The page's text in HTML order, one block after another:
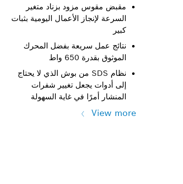
مقبض مقوس مزود بزناد متغير
السرعة لإنجاز الأعمال اليومية بثبات
كبير
نتائج عمل سريعة بفضل المحرك
الموثوق بقدرة 650 واط
نظام SDS من بوش الذي لا يحتاج
إلى أدوات يجعل تغيير شفرات
المنشار أمرًا في غاية السهولة
View more